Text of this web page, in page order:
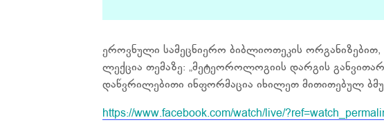
ეროვნული სამეცნიერო ბიბლიოთეკის
ლექცია თემაზე: „მეტეოროლოგიის დარგის
დაწვრილებითი ინფორმაცია იხილეთ მითითებულ
https://www.facebook.com/watch/live/